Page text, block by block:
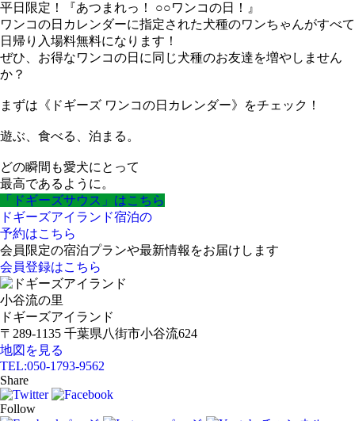
平日限定！『あつまれっ！ ○○ワンコの日！』
ワンコの日カレンダーに指定された犬種のワンちゃんがすべて
日帰り入場料無料になります！
ぜひ、お得なワンコの日に同じ犬種のお友達を増やしません
か？
まずは《ドギーズ ワンコの日カレンダー》をチェック！
遊ぶ、食べる、泊まる。
どの瞬間も愛犬にとって
最高であるように。
「ドギーズサウス」はこちら
ドギーズアイランド宿泊の
予約はこちら
会員限定の宿泊プランや最新情報をお届けします
会員登録はこちら
小谷流の里
ドギーズアイランド
〒289-1135 千葉県八街市小谷流624
地図を見る
TEL:050-1793-9562
Share
Follow